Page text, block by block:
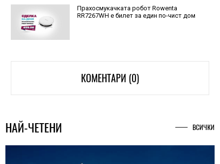
Прахосмукачката робот Rowenta
RR7267WH е билет за един по-чист дом
КОМЕНТАРИ (0)
НАЙ-ЧЕТЕНИ ВСИЧКИ